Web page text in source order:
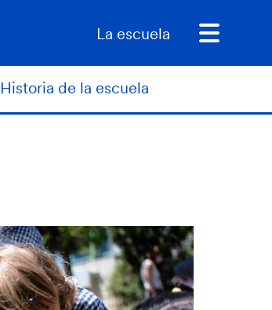
La escuela
Historia de la escuela